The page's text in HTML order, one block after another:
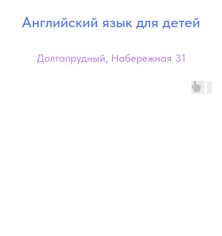
Английский язык для детей
Долгопрудный, Набережная 31